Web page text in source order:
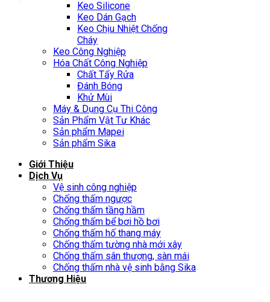
Keo Silicone
Keo Dán Gạch
Keo Chịu Nhiệt Chống
Cháy
Keo Công Nghiệp
Hóa Chất Công Nghiệp
Chất Tẩy Rửa
Đánh Bóng
Khử Mùi
Máy & Dụng Cụ Thi Công
Sản Phẩm Vật Tư Khác
Sản phẩm Mapei
Sản phẩm Sika
Giới Thiệu
Dịch Vụ
Vệ sinh công nghiệp
Chống thấm ngược
Chống thấm tầng hầm
Chống thấm bể bơi hồ bơi
Chống thấm hố thang máy
Chống thấm tường nhà mới xây
Chống thấm sân thượng, sàn mái
Chống thấm nhà vệ sinh bằng Sika
Thương Hiệu